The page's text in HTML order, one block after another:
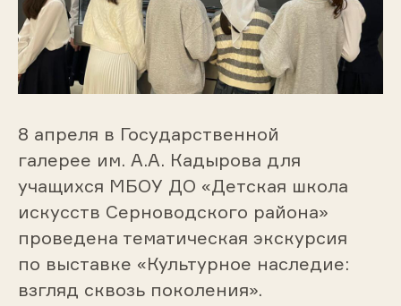
8 апреля в Государственной
галерее им. А.А. Кадырова для
учащихся МБОУ ДО «Детская школа
искусств Серноводского района»
проведена тематическая экскурсия
по выставке «Культурное наследие:
взгляд сквозь поколения».